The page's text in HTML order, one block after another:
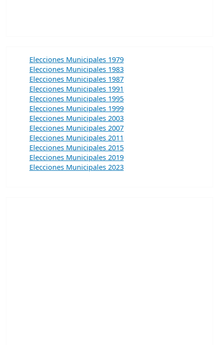
Elecciones Municipales 1979
Elecciones Municipales 1983
Elecciones Municipales 1987
Elecciones Municipales 1991
Elecciones Municipales 1995
Elecciones Municipales 1999
Elecciones Municipales 2003
Elecciones Municipales 2007
Elecciones Municipales 2011
Elecciones Municipales 2015
Elecciones Municipales 2019
Elecciones Municipales 2023